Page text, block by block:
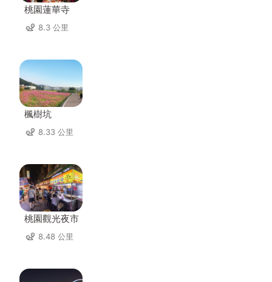
桃園蓮華寺
8.3 公里
楓樹坑
8.33 公里
桃園觀光夜市
8.48 公里